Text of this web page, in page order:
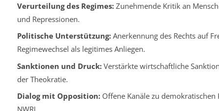
Verurteilung des Regimes:Zunehmende Kritik an
und Repressionen.
Politische Unterstützung:Anerkennung des Rechts auf
Regimewechsel als legitimes Anliegen.
Sanktionen und Druck:Verstärkte wirtschaftliche
der Theokratie.
Dialog mit Opposition:Offene Kanäle zu demokratischen